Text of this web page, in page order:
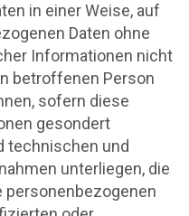
in einer Weise, auf
Daten ohne
Informationen nicht
betroffenen Person
sofern diese
gesondert
technischen und
unterliegen, die
personenbezogenen